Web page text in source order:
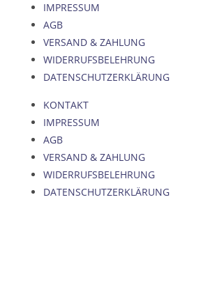
IMPRESSUM
AGB
VERSAND & ZAHLUNG
WIDERRUFSBELEHRUNG
DATENSCHUTZERKLÄRUNG
KONTAKT
IMPRESSUM
AGB
VERSAND & ZAHLUNG
WIDERRUFSBELEHRUNG
DATENSCHUTZERKLÄRUNG